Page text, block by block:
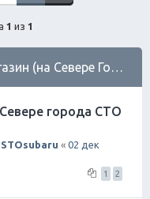
1 из 1
(на Севере Города)
города СТО
STOsubaru « 02 дек
1 2